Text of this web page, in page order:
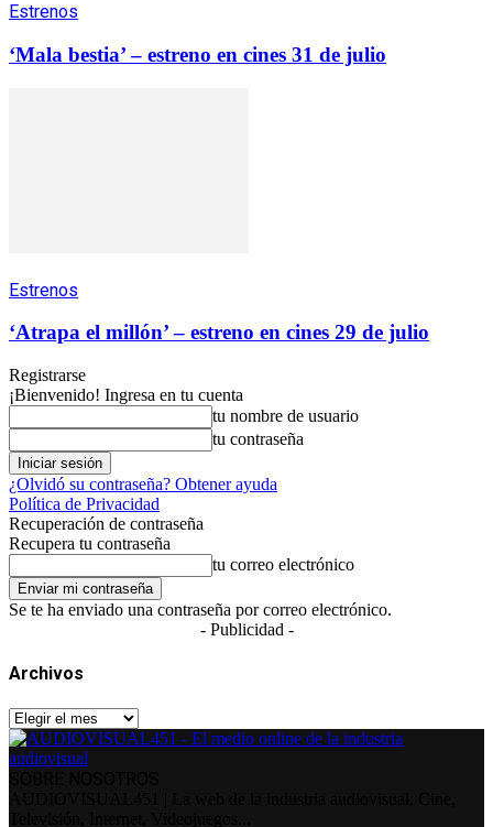
Estrenos
‘Mala bestia’ – estreno en cines 31 de julio
Estrenos
‘Atrapa el millón’ – estreno en cines 29 de julio
Registrarse
¡Bienvenido! Ingresa en tu cuenta
tu nombre de usuario
tu contraseña
¿Olvidó su contraseña? Obtener ayuda
Política de Privacidad
Recuperación de contraseña
Recupera tu contraseña
tu correo electrónico
Se te ha enviado una contraseña por correo electrónico.
- Publicidad -
Archivos
Archivos